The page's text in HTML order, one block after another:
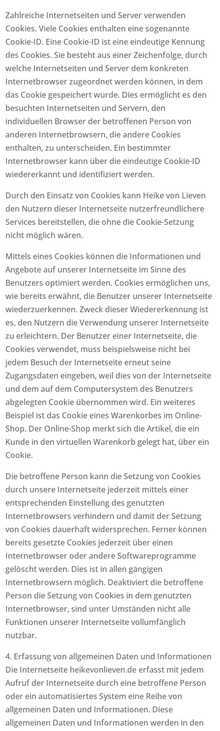
Zahlreiche Internetseiten und Server verwenden
Cookies. Viele Cookies enthalten eine sogenannte
Cookie-ID. Eine Cookie-ID ist eine eindeutige Kennung
des Cookies. Sie besteht aus einer Zeichenfolge, durch
welche Internetseiten und Server dem konkreten
Internetbrowser zugeordnet werden können, in dem
das Cookie gespeichert wurde. Dies ermöglicht es den
besuchten Internetseiten und Servern, den
individuellen Browser der betroffenen Person von
anderen Internetbrowsern, die andere Cookies
enthalten, zu unterscheiden. Ein bestimmter
Internetbrowser kann über die eindeutige Cookie-ID
wiedererkannt und identifiziert werden.
Durch den Einsatz von Cookies kann Heike von Lieven
den Nutzern dieser Internetseite nutzerfreundlichere
Services bereitstellen, die ohne die Cookie-Setzung
nicht möglich wären.
Mittels eines Cookies können die Informationen und
Angebote auf unserer Internetseite im Sinne des
Benutzers optimiert werden. Cookies ermöglichen uns,
wie bereits erwähnt, die Benutzer unserer Internetseite
wiederzuerkennen. Zweck dieser Wiedererkennung ist
es, den Nutzern die Verwendung unserer Internetseite
zu erleichtern. Der Benutzer einer Internetseite, die
Cookies verwendet, muss beispielsweise nicht bei
jedem Besuch der Internetseite erneut seine
Zugangsdaten eingeben, weil dies von der Internetseite
und dem auf dem Computersystem des Benutzers
abgelegten Cookie übernommen wird. Ein weiteres
Beispiel ist das Cookie eines Warenkorbes im Online-
Shop. Der Online-Shop merkt sich die Artikel, die ein
Kunde in den virtuellen Warenkorb gelegt hat, über ein
Cookie.
Die betroffene Person kann die Setzung von Cookies
durch unsere Internetseite jederzeit mittels einer
entsprechenden Einstellung des genutzten
Internetbrowsers verhindern und damit der Setzung
von Cookies dauerhaft widersprechen. Ferner können
bereits gesetzte Cookies jederzeit über einen
Internetbrowser oder andere Softwareprogramme
gelöscht werden. Dies ist in allen gängigen
Internetbrowsern möglich. Deaktiviert die betroffene
Person die Setzung von Cookies in dem genutzten
Internetbrowser, sind unter Umständen nicht alle
Funktionen unserer Internetseite vollumfänglich
nutzbar.
4. Erfassung von allgemeinen Daten und Informationen
Die Internetseite heikevonlieven.de erfasst mit jedem
Aufruf der Internetseite durch eine betroffene Person
oder ein automatisiertes System eine Reihe von
allgemeinen Daten und Informationen. Diese
allgemeinen Daten und Informationen werden in den